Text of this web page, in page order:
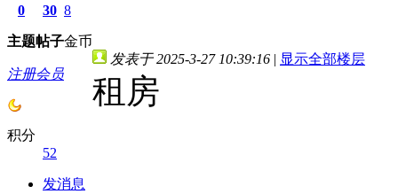
0
主题
30
帖子
8
金币
注册会员
积分
52
发消息
发表于 2025-3-27 10:39:16 | 显示全部楼层
租房